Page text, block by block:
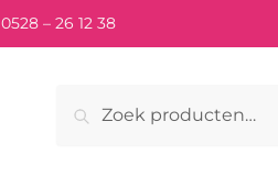
– 26 12 38
naar:
Zoeken